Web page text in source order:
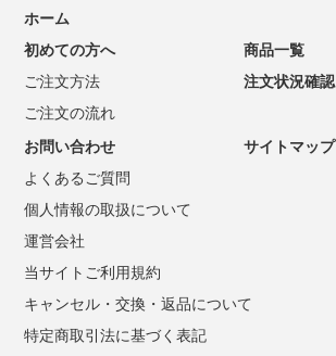
ホーム
初めての方へ
ご注文方法
ご注文の流れ
商品一覧
注文状況確認
お問い合わせ
よくあるご質問
個人情報の取扱について
サイトマップ
運営会社
当サイトご利用規約
キャンセル・交換・返品について
特定商取引法に基づく表記